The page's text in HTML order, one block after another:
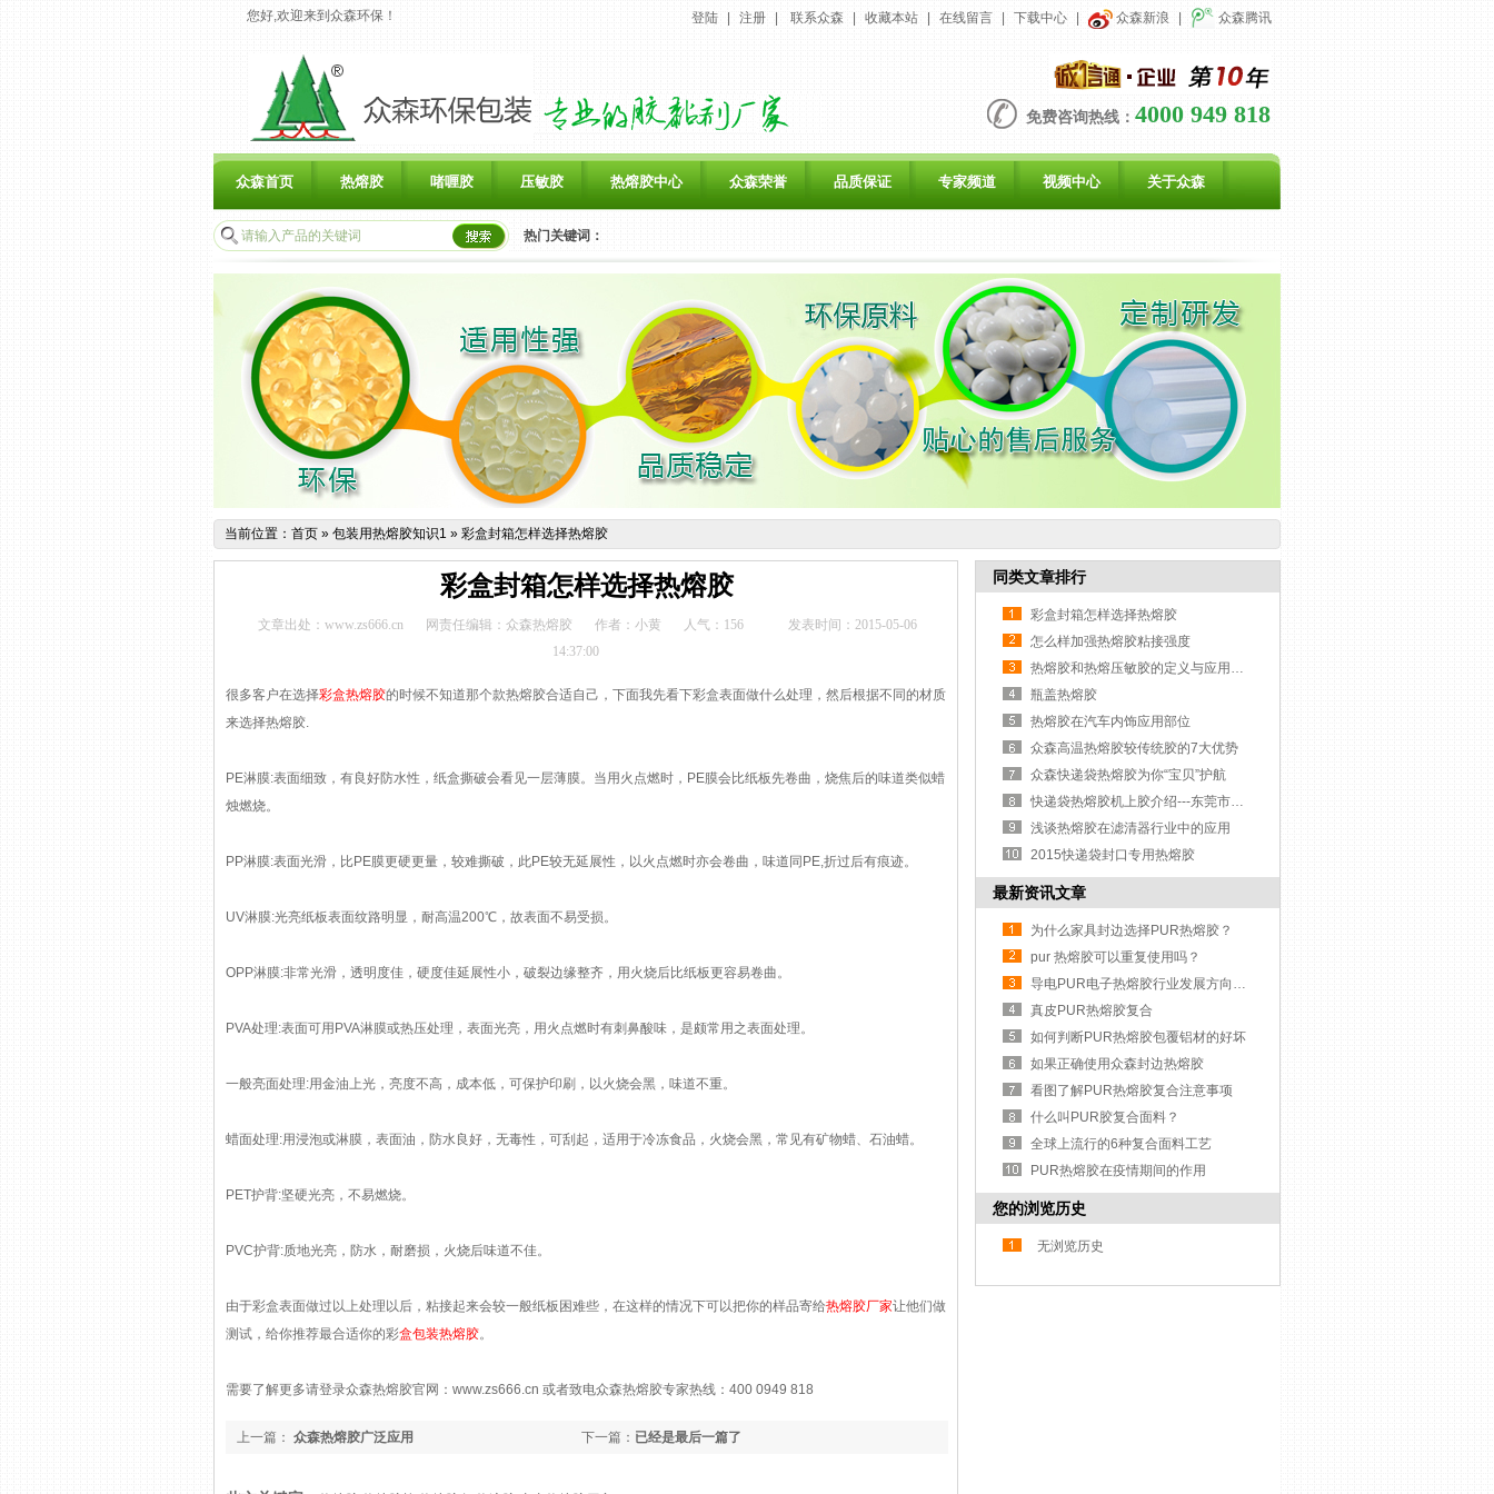
登陆 | 注册 | 联系众森 | 收藏本站 | 在线留言 | 下载中心 | 众森新浪 | 众森腾讯
您好,欢迎来到众森环保！
免费咨询热线： 4000 949 818
众森首页 热熔胶 啫喱胶 压敏胶 热熔胶中心 众森荣誉 品质保证 专家频道 视频中心 关于众森
联系众森 热门关键词：
当前位置： 首页 » 包装用热熔胶知识1 » 彩盒封箱怎样选择热熔胶
彩盒封箱怎样选择热熔胶
文章出处：www.zs666.cn 网责任编辑：众森热熔胶 作者：小黄 人气： 156
发表时间：2015-05-06
14:37:00
很多客户在选择彩盒热熔胶的时候不知道那个款热熔胶合适自己，下面我先看下彩盒表面做什么处理，然后根据不同的材质
来选择热熔胶.
PE淋膜:表面细致，有良好防水性，纸盒撕破会看见一层薄膜。当用火点燃时，PE膜会比纸板先卷曲，烧焦后的味道类似蜡
烛燃烧。
PP淋膜:表面光滑，比PE膜更硬更量，较难撕破，此PE较无延展性，以火点燃时亦会卷曲，味道同PE,折过后有痕迹。
UV淋膜:光亮纸板表面纹路明显，耐高温200℃，故表面不易受损。
OPP淋膜:非常光滑，透明度佳，硬度佳延展性小，破裂边缘整齐，用火烧后比纸板更容易卷曲。
PVA处理:表面可用PVA淋膜或热压处理，表面光亮，用火点燃时有刺鼻酸味，是颇常用之表面处理。
一般亮面处理:用金油上光，亮度不高，成本低，可保护印刷，以火烧会黑，味道不重。
蜡面处理:用浸泡或淋膜，表面油，防水良好，无毒性，可刮起，适用于冷冻食品，火烧会黑，常见有矿物蜡、石油蜡。
PET护背:坚硬光亮，不易燃烧。
PVC护背:质地光亮，防水，耐磨损，火烧后味道不佳。
由于彩盒表面做过以上处理以后，粘接起来会较一般纸板困难些，在这样的情况下可以把你的样品寄给热熔胶厂家让他们做
测试，给你推荐最合适你的彩盒包装热熔胶。
需要了解更多请登录众森热熔胶官网：www.zs666.cn 或者致电众森热熔胶专家热线：400 0949 818
下一篇： 已经是最后一篇了
上一篇： 众森热熔胶广泛应用
同类文章排行
彩盒封箱怎样选择热熔胶
怎么样加强热熔胶粘接强度
热熔胶和热熔压敏胶的定义与应用市场
瓶盖热熔胶
热熔胶在汽车内饰应用部位
众森高温热熔胶较传统胶的7大优势
众森快递袋热熔胶为你“宝贝”护航
快递袋热熔胶机上胶介绍---东莞市众森环保材料有限公司
浅谈热熔胶在滤清器行业中的应用
2015快递袋封口专用热熔胶
最新资讯文章
为什么家具封边选择PUR热熔胶？
pur 热熔胶可以重复使用吗？
导电PUR电子热熔胶行业发展方向与挑战
真皮PUR热熔胶复合
如何判断PUR热熔胶包覆铝材的好坏
如果正确使用众森封边热熔胶
看图了解PUR热熔胶复合注意事项
什么叫PUR胶复合面料？
全球上流行的6种复合面料工艺
PUR热熔胶在疫情期间的作用
您的浏览历史
无浏览历史